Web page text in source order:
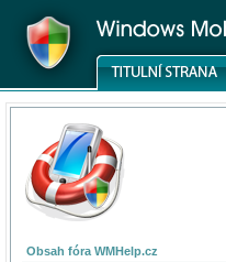
Obsah fóra WMHelp.cz